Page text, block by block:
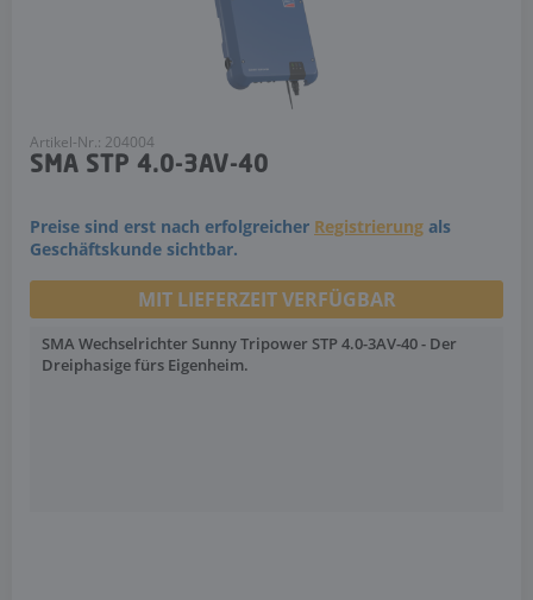
Artikel-Nr.: 204004
SMA STP 4.0-3AV-40
Preise sind erst nach erfolgreicher Registrierung als
Geschäftskunde sichtbar.
MIT LIEFERZEIT VERFÜGBAR
SMA Wechselrichter Sunny Tripower STP 4.0-3AV-40 - Der
Dreiphasige fürs Eigenheim.